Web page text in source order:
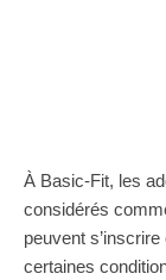
À Basic-Fit, les
considérés
peuvent
certaines